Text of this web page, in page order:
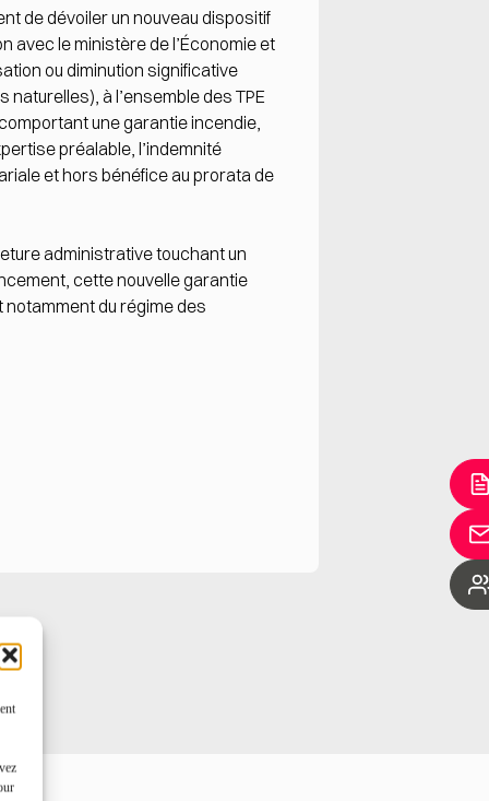
de dévoiler un nouveau dispositif
avec le ministère de l’Économie et
ou diminution significative
à l’ensemble des TPE
une garantie incendie,
préalable, l’indemnité
et hors bénéfice au prorata de
administrative touchant un
cette nouvelle garantie
du régime des